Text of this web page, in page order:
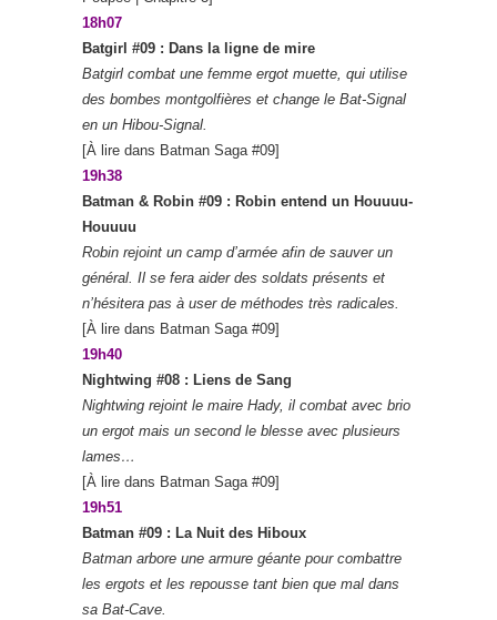
18h07
Batgirl #09 : Dans la ligne de mire
Batgirl combat une femme ergot muette, qui utilise
des bombes montgolfières et change le Bat-Signal
en un Hibou-Signal.
[À lire dans Batman Saga #09]
19h38
Batman & Robin #09 : Robin entend un Houuuu-
Houuuu
Robin rejoint un camp d’armée afin de sauver un
général. Il se fera aider des soldats présents et
n’hésitera pas à user de méthodes très radicales.
[À lire dans Batman Saga #09]
19h40
Nightwing #08 : Liens de Sang
Nightwing rejoint le maire Hady, il combat avec brio
un ergot mais un second le blesse avec plusieurs
lames…
[À lire dans Batman Saga #09]
19h51
Batman #09 : La Nuit des Hiboux
Batman arbore une armure géante pour combattre
les ergots et les repousse tant bien que mal dans
sa Bat-Cave.